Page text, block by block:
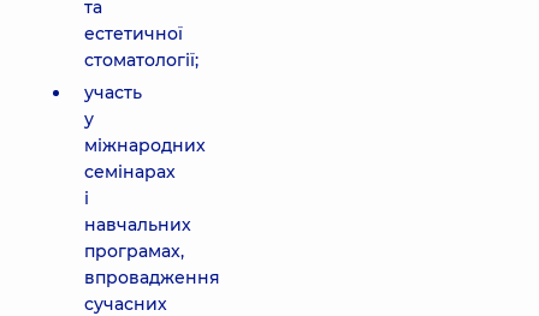
та
естетичної
стоматології;
участь
у
міжнародних
семінарах
і
навчальних
програмах,
впровадження
сучасних